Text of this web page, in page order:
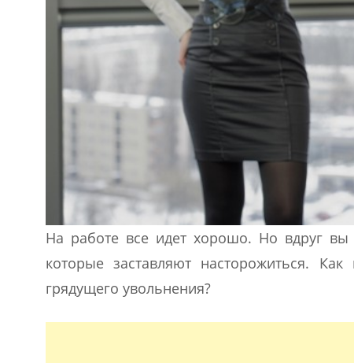
На работе все идет хорошо. Но вдруг вы
которые заставляют насторожиться.
грядущего увольнения?